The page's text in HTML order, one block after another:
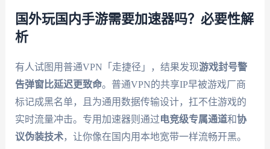
国外玩国内手游需要加速器吗？必要性解
析
有人试图用普通VPN「走捷径」，结果发现游戏封号警
告弹窗比延迟更致命。普通VPN的共享IP早被游戏厂商
标记成黑名单，且为通用数据传输设计，扛不住游戏的
实时流量冲击。专用加速器则通过电竞级专属通道和协
议伪装技术，让你像在国内用本地宽带一样流畅开黑。